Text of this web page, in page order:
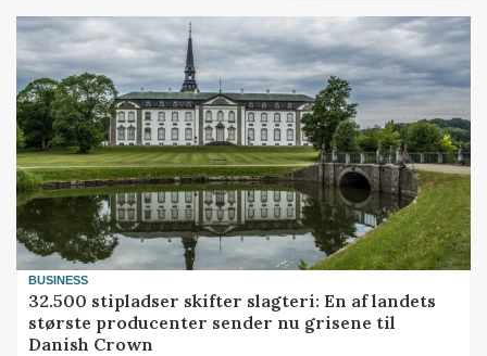
BUSINESS
32.500 stipladser skifter slagteri: En af landets
største producenter sender nu grisene til
Danish Crown